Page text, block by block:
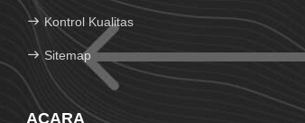
Kontrol Kualitas
Sitemap
ACARA